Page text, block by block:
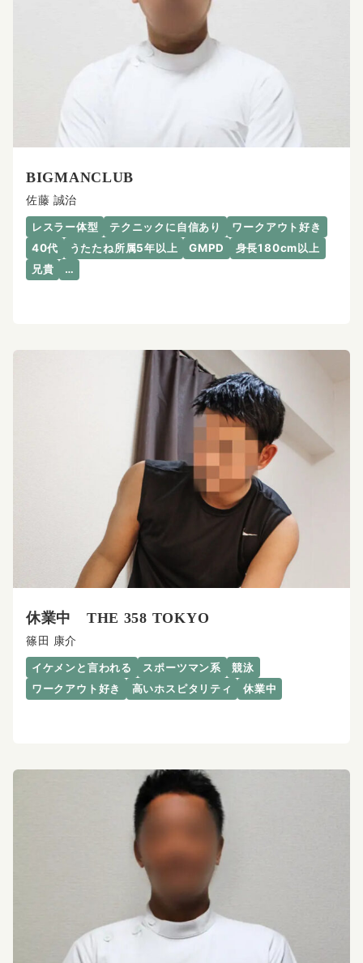
BIGMANCLUB
佐藤 誠治
レスラー体型 テクニックに自信あり
ワークアウト好き
40代
うたたね所属5年以上 GMPD
身長180cm以上
兄貴
…
休業中 THE 358 TOKYO
篠田 康介
イケメンと言われる スポーツマン系
競泳
ワークアウト好き
高いホスピタリティ 休業中